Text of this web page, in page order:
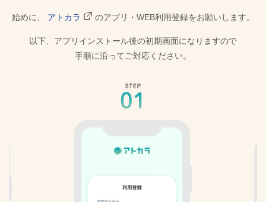
始めに、 アトカラ のアプリ・WEB利用登録をお願いします。
以下、アプリインストール後の初期画面になりますので
手順に沿ってご対応ください。